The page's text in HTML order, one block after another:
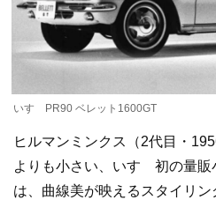
いすゞPR90 ベレット1600GT
ヒルマンミンクス（2代目・
よりも小さい、いすゞ初の量販
は、曲線美が映えるスタイリ